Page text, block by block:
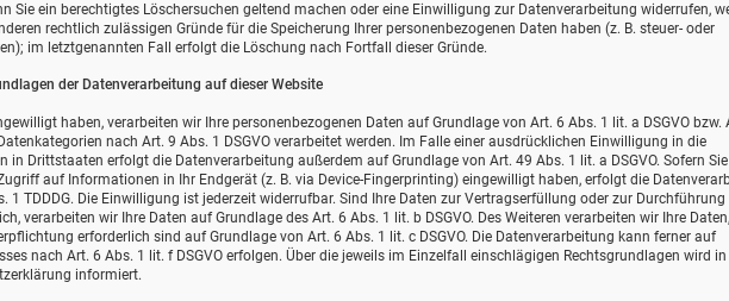
Sie ein berechtigtes Löschersuchen geltend machen oder eine Einwilligung zur Datenverarbeitung widerrufen,
rechtlich zulässigen Gründe für die Speicherung Ihrer personenbezogenen Daten haben (z. B. steuer- oder
im letztgenannten Fall erfolgt die Löschung nach Fortfall dieser Gründe.
der Datenverarbeitung auf dieser Website
haben, verarbeiten wir Ihre personenbezogenen Daten auf Grundlage von Art. 6 Abs. 1 lit. a DSGVO bzw.
nach Art. 9 Abs. 1 DSGVO verarbeitet werden. Im Falle einer ausdrücklichen Einwilligung in die
in Drittstaaten erfolgt die Datenverarbeitung außerdem auf Grundlage von Art. 49 Abs. 1 lit. a DSGVO. Sofern
auf Informationen in Ihr Endgerät (z. B. via Device-Fingerprinting) eingewilligt haben, erfolgt die
1 TDDDG. Die Einwilligung ist jederzeit widerrufbar. Sind Ihre Daten zur Vertragserfüllung oder zur Durchführung
verarbeiten wir Ihre Daten auf Grundlage des Art. 6 Abs. 1 lit. b DSGVO. Des Weiteren verarbeiten wir Ihre
erforderlich sind auf Grundlage von Art. 6 Abs. 1 lit. c DSGVO. Die Datenverarbeitung kann ferner auf
nach Art. 6 Abs. 1 lit. f DSGVO erfolgen. Über die jeweils im Einzelfall einschlägigen Rechtsgrundlagen wird in
informiert.